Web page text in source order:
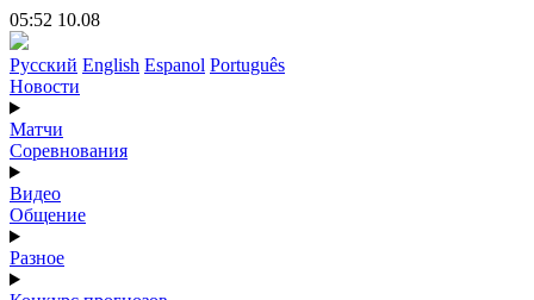
05:52 10.08
Русский English Espanol Português
Новости
Матчи
Соревнования
Видео
Общение
Разное